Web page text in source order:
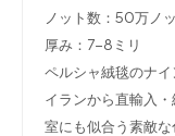
ノット数：50万ノ
厚み：7-8ミリ
ペルシャ絨毯のナ
イランから直輸入
室にも似合う素敵